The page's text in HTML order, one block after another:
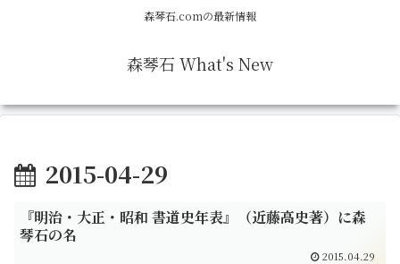
森琴石.comの最新情報
森琴石 What's New
2015-04-29
『明治・大正・昭和 書道史年表』（近藤高史著）に森
琴石の名
2015.04.29